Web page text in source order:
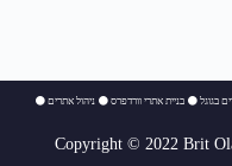
⚫ בגוגל ⚫בניית אתרי וורדפרס ⚫ניהול אתרים
Copyright © 2022 Brit